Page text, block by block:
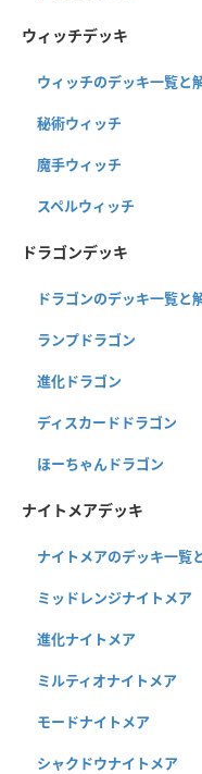
ウィッチデッキ
ウィッチのデッキ一覧と
秘術ウィッチ
魔手ウィッチ
スペルウィッチ
ドラゴンデッキ
ドラゴンのデッキ一覧と
ランプドラゴン
進化ドラゴン
ディスカードドラゴン
ほーちゃんドラゴン
ナイトメアデッキ
ナイトメアのデッキ一覧
ミッドレンジナイトメア
進化ナイトメア
ミルティオナイトメア
モードナイトメア
シャクドウナイトメア